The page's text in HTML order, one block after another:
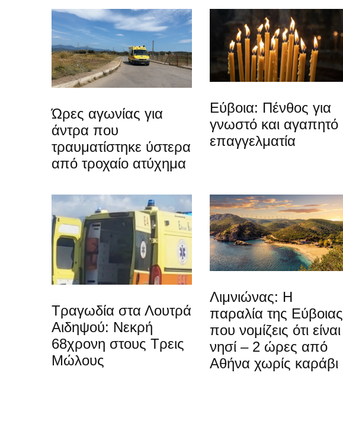
Ώρες αγωνίας για
άντρα που
τραυματίστηκε ύστερα
από τροχαίο ατύχημα
Εύβοια: Πένθος για
γνωστό και αγαπητό
επαγγελματία
Τραγωδία στα Λουτρά
Αιδηψού: Νεκρή
68χρονη στους Τρεις
Μώλους
Λιμνιώνας: Η
παραλία της Εύβοιας
που νομίζεις ότι είναι
νησί – 2 ώρες από
Αθήνα χωρίς καράβι